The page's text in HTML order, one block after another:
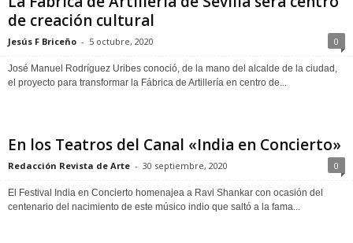
de creación cultural
Jesús F Briceño - 5 octubre, 2020 0
José Manuel Rodríguez Uribes conoció, de la mano del alcalde de la ciudad,
el proyecto para transformar la Fábrica de Artillería en centro de...
En los Teatros del Canal «India en Concierto»
Redacción Revista de Arte - 30 septiembre, 2020 0
El Festival India en Concierto homenajea a Ravi Shankar con ocasión del
centenario del nacimiento de este músico indio que saltó a la fama...